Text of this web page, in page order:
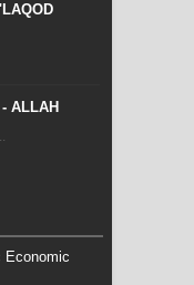
ALLAH
Economic